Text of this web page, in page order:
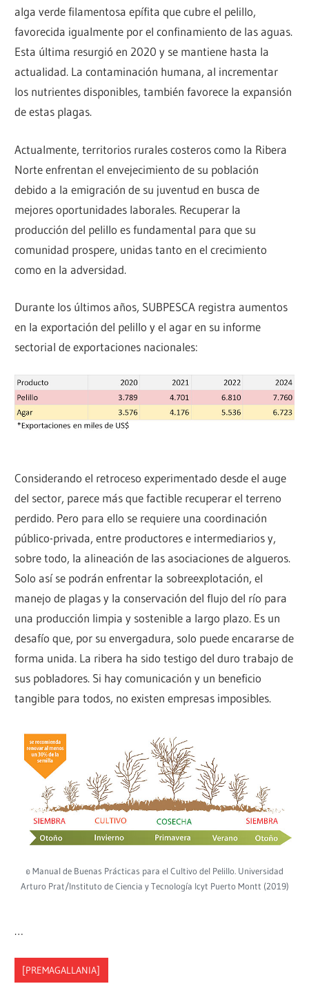
alga verde filamentosa epífita que cubre el pelillo,
favorecida igualmente por el confinamiento de las aguas.
Esta última resurgió en 2020 y se mantiene hasta la
actualidad. La contaminación humana, al incrementar
los nutrientes disponibles, también favorece la expansión
de estas plagas.
Actualmente, territorios rurales costeros como la Ribera
Norte enfrentan el envejecimiento de su población
debido a la emigración de su juventud en busca de
mejores oportunidades laborales. Recuperar la
producción del pelillo es fundamental para que su
comunidad prospere, unidas tanto en el crecimiento
como en la adversidad.
Durante los últimos años, SUBPESCA registra aumentos
en la exportación del pelillo y el agar en su informe
sectorial de exportaciones nacionales:
Considerando el retroceso experimentado desde el auge
del sector, parece más que factible recuperar el terreno
perdido. Pero para ello se requiere una coordinación
público-privada, entre productores e intermediarios y,
sobre todo, la alineación de las asociaciones de algueros.
Solo así se podrán enfrentar la sobreexplotación, el
manejo de plagas y la conservación del flujo del río para
una producción limpia y sostenible a largo plazo. Es un
desafío que, por su envergadura, solo puede encararse de
forma unida. La ribera ha sido testigo del duro trabajo de
sus pobladores. Si hay comunicación y un beneficio
tangible para todos, no existen empresas imposibles.
© Manual de Buenas Prácticas para el Cultivo del Pelillo. Universidad
Arturo Prat/Instituto de Ciencia y Tecnología Icyt Puerto Montt (2019)
…
[PREMAGALLANIA]